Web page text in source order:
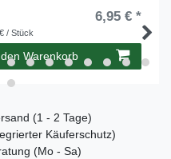
6,95 € *
/ Stück
Warenkorb
(1 - 2 Tage)
Käuferschutz)
(Mo - Sa)